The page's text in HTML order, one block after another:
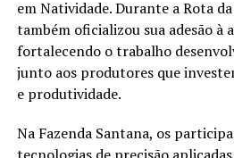
em Natividade. Durante a Rota
também oficializou sua adesão à
fortalecendo o trabalho
junto aos produtores que
e produtividade.
Na Fazenda Santana, os